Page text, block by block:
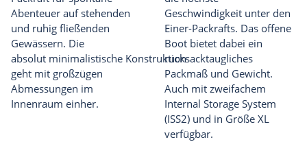
Abenteuer auf stehenden
und ruhig fließenden
Gewässern. Die
absolut minimalistische Konstruktion
geht mit großzügen
Abmessungen im
Innenraum einher.
Geschwindigkeit unter den
Einer-Packrafts. Das offene
Boot bietet dabei ein
rucksacktaugliches
Packmaß und Gewicht.
Auch mit zweifachem
Internal Storage System
(ISS2) und in Größe XL
verfügbar.